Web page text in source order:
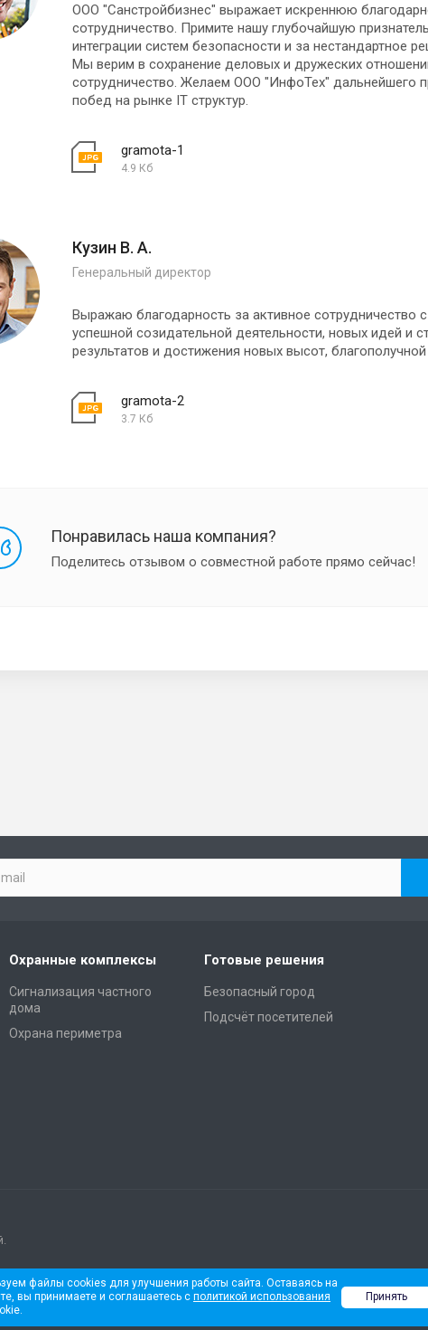
ООО "Санстройбизнес" выражает искреннюю
сотрудничество. Примите нашу глубочайшую
интеграции систем безопасности и за нестандартное
Мы верим в сохранение деловых и дружеских
сотрудничество. Желаем ООО "ИнфоТех" дальнейшего
побед на рынке IT структур.
gramota-1
4.9 Кб
Кузин В. А.
Генеральный директор
Выражаю благодарность за активное
успешной созидательной деятельности, новых идей и
результатов и достижения новых высот,
gramota-2
3.7 Кб
Понравилась наша компания?
Поделитесь отзывом о совместной работе прямо сейчас!
Охранные комплексы
Сигнализация частного
дома
Охрана периметра
Готовые решения
Безопасный город
Подсчёт посетителей
файлы cookies для улучшения работы сайта. Оставаясь на
вы принимаете и соглашаетесь с политикой использования
Принять